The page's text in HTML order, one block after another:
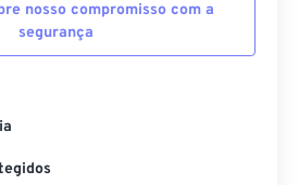
nosso compromisso com a
segurança